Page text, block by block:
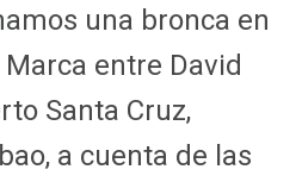
una bronca en
entre David
Santa Cruz,
a cuenta de las